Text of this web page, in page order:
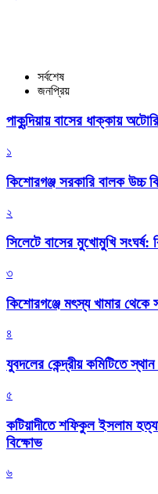
সর্বশেষ
জনপ্রিয়
পাকুন্দিয়ায় বাসের ধাক্কায়
১
কিশোরগঞ্জ সরকারি বালক উচ্চ
২
সিলেটে বাসের মুখোমুখি
৩
কিশোরগঞ্জে মৎস্য খামার
৪
যুবদলের কেন্দ্রীয় কমিটিতে
৫
কটিয়াদীতে শফিকুল ইসলাম
বিক্ষোভ
৬